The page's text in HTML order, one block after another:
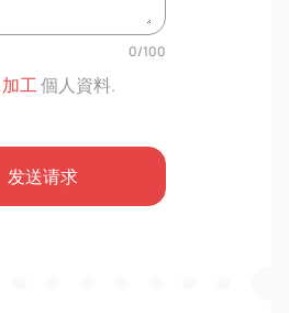
0/100
加工個人資料.
发送请求